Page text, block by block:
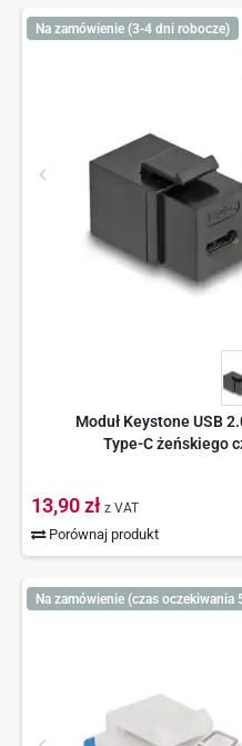
Na zamówienie (3-4 dni robocze)
Moduł Keystone USB
Type-C żeńskiego
13,90 zł z VAT
Porównaj produkt
Na zamówienie (czas oczekiwania